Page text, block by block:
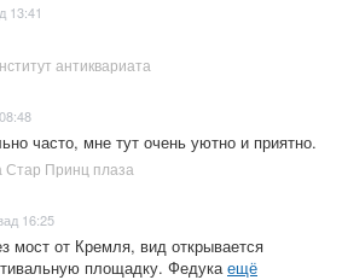
13:41
антиквариата
часто, мне тут очень уютно и приятно.
Стар Принц плаза
16:25
мост от Кремля, вид открывается
площадку. Федукаещё